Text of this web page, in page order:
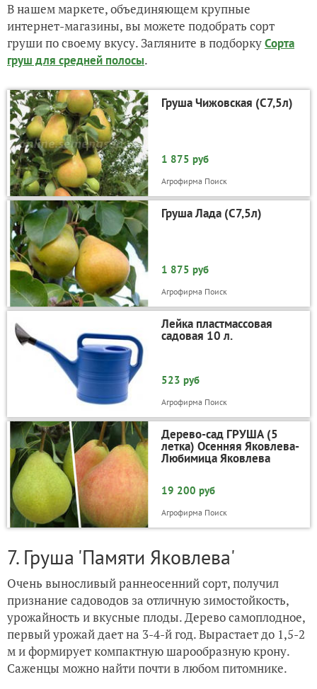
В нашем маркете, объединяющем крупные
интернет-магазины, вы можете подобрать сорт
груши по своему вкусу. Загляните в подборкуСорта
груш для средней полосы.
Груша Чижовская (С7,5л)
1 875 руб
Агрофирма Поиск
Груша Лада (С7,5л)
1 875 руб
Агрофирма Поиск
Лейка пластмассовая
садовая 10 л.
523 руб
Агрофирма Поиск
Дерево-сад ГРУША (5
летка) Осенняя Яковлева-
Любимица Яковлева
19 200 руб
Агрофирма Поиск
7. Груша 'Памяти Яковлева'
Очень выносливый раннеосенний сорт, получил
признание садоводов за отличную зимостойкость,
урожайность и вкусные плоды. Дерево самоплодное,
первый урожай дает на 3-4-й год. Вырастает до 1,5-2
м и формирует компактную шарообразную крону.
Саженцы можно найти почти в любом питомнике.